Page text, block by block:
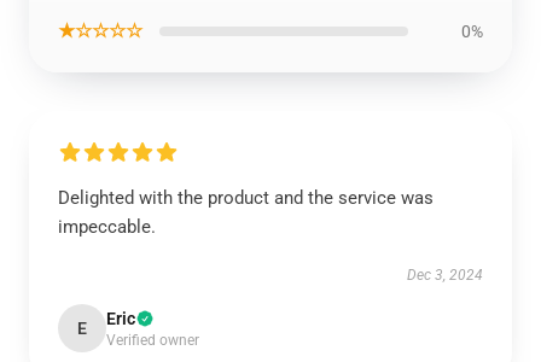
★☆☆☆☆ 0%
Delighted with the product and the service was
impeccable.
Dec 3, 2024
E Eric
Verified owner